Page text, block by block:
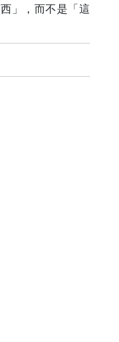
」，而不是「這